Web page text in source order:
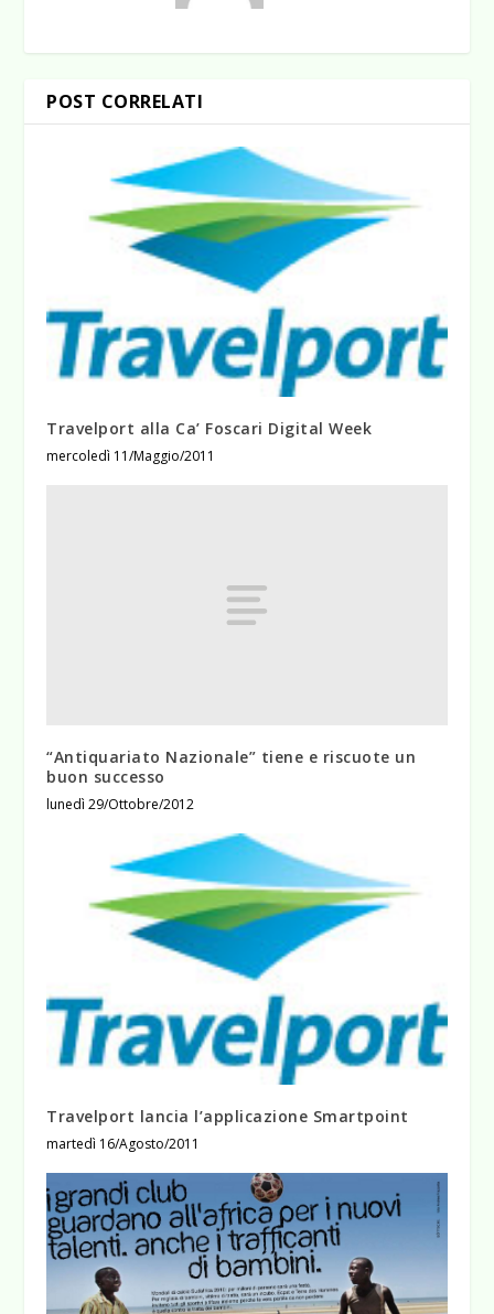
POST CORRELATI
Travelport alla Ca’ Foscari Digital Week
mercoledì 11/Maggio/2011
“Antiquariato Nazionale” tiene e riscuote un
buon successo
lunedì 29/Ottobre/2012
Travelport lancia l’applicazione Smartpoint
martedì 16/Agosto/2011